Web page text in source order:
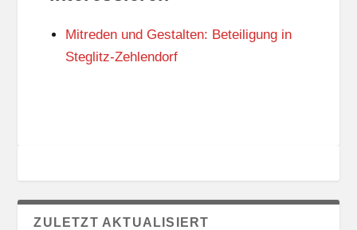
N
S
O
N
Mitreden und Gestalten: Beteiligung in
Steglitz-Zehlendorf
ZULETZT AKTUALISIERT